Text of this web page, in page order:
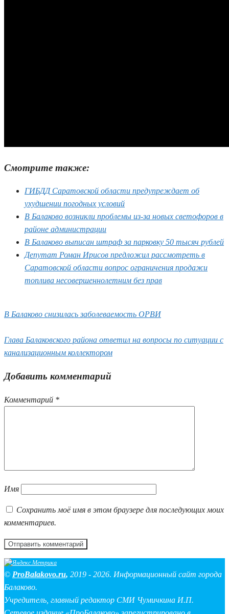
Смотрите также:
ГИБДД Саратовской области предупреждает об
ухудшении погодных условий
В Балаково возникли проблемы из-за новых светофоров в
районе администрации
В Балаково выписан штраф за парковку 50 тысяч рублей
Депутат Роман Ирисов предложил рассмотреть в
Саратовской области вопрос ограничения продажи
топлива несовершеннолетним без прав
В Балаково снизилась заболеваемость ОРВИ
Глава Балаковского района ответил на вопросы по ситуации с
канализационным коллектором
Добавить комментарий
Комментарий *
Имя
Сохранить моё имя в этом браузере для последующих моих
комментариев.
© ProBalakovo.ru, 2019 - 2026. Информационный сайт города
Балаково.
Учредитель, главный редактор СМИ Чумичкина И.П.